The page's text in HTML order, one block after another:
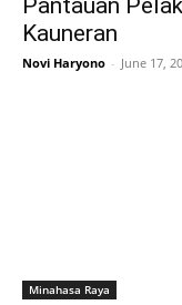
Pantauan
Kauneran
Novi Haryono - June 17,
Minahasa Raya